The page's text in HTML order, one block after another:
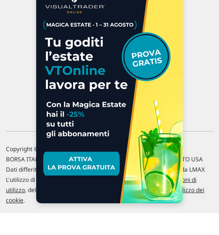
Via Macanno, 38/A
P.IVA 02 452 460 401
Chi siamo
Commenti e segnalazioni
Contattaci
Copyright © 1996-2026 Traderlink Italia s.r.l.
BORSA ITALIANA Quotazioni di borsa differite di 15 min. / MERCATO USA
Dati differiti di 15 min. (fonte Intrinio) / FOREX Quotazioni fornite da LMAX
L'utilizzo di questo sito implica l'accettazione delle nostreCondizioni di
utilizzo, del Politiche sulla privacye dell'Utilizzo dei
cookie.